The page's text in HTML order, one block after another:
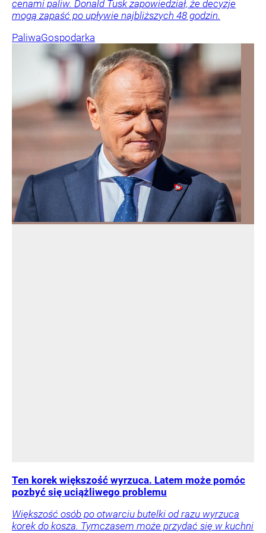
cenami paliw. Donald Tusk zapowiedział, że decyzje
mogą zapaść po upływie najbliższych 48 godzin.
PaliwaGospodarka
Ten korek większość wyrzuca. Latem może pomóc
pozbyć się uciążliwego problemu
Większość osób po otwarciu butelki od razu wyrzuca
korek do kosza. Tymczasem może przydać się w kuchni